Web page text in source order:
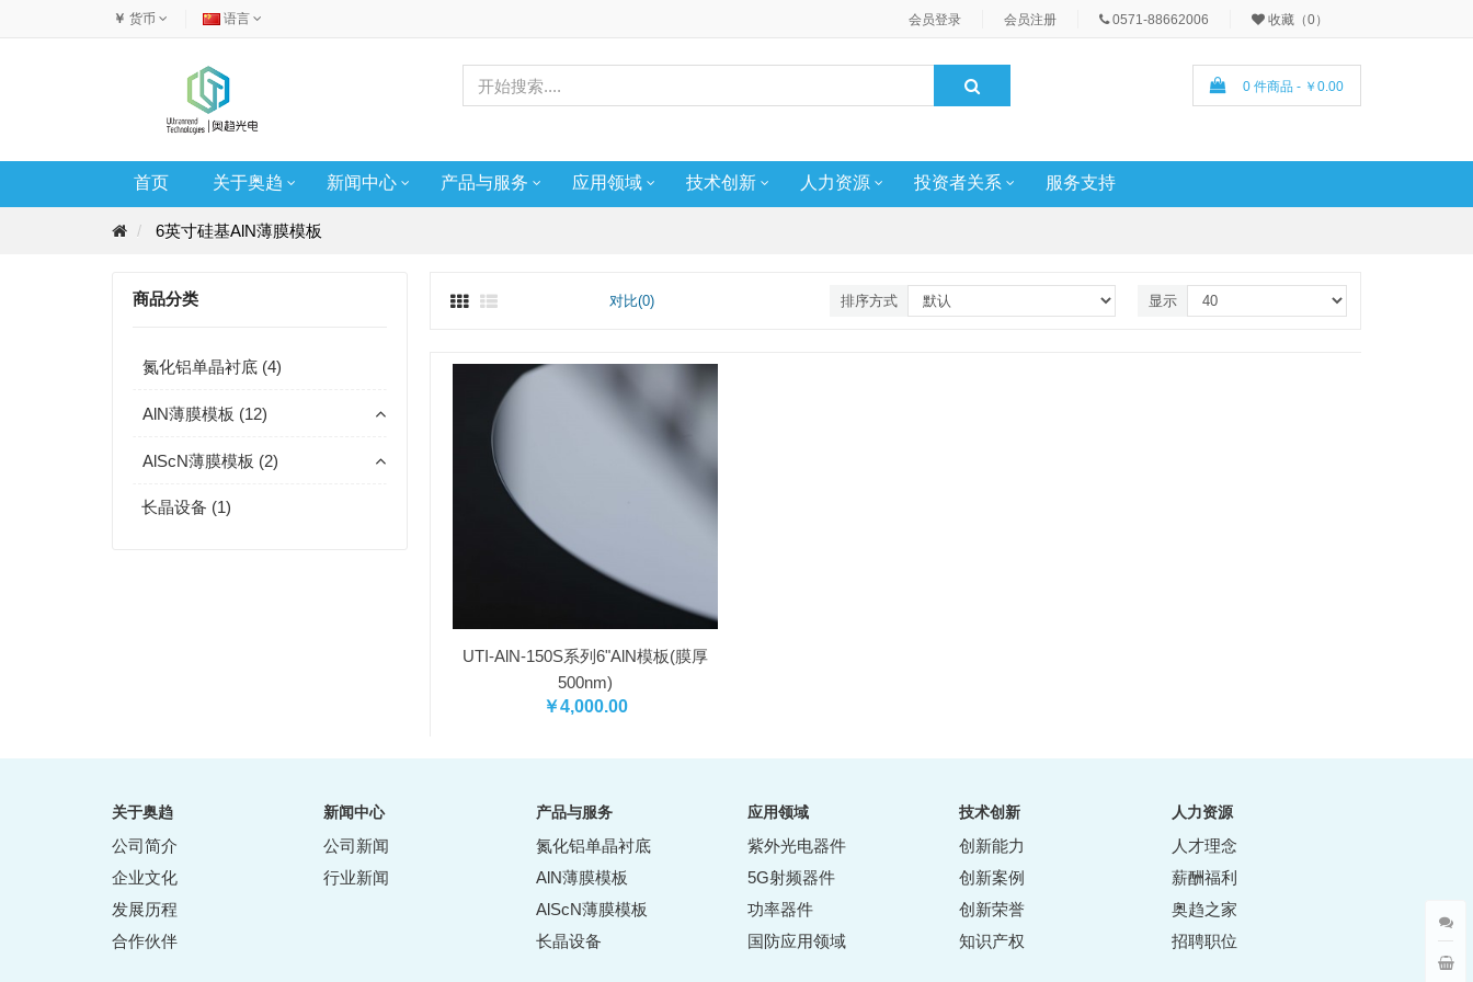
￥ 货币 语言 会员登录 会员注册 0571-88662006 收藏（0）
0 件商品 - ￥0.00
首页 关于奥趋 新闻中心 产品与服务 应用领域 技术创新 人力资源 投资者关系 服务支持
6英寸硅基AlN薄膜模板
商品分类
氮化铝单晶衬底 (4)
AlN薄膜模板 (12)
AlScN薄膜模板 (2)
长晶设备 (1)
对比(0) 排序方式 显示
UTI-AlN-150S系列6"AlN模板(膜厚
500nm)
￥4,000.00
关于奥趋
公司简介
企业文化
发展历程
合作伙伴
新闻中心
公司新闻
行业新闻
产品与服务
氮化铝单晶衬底
AlN薄膜模板
AlScN薄膜模板
长晶设备
应用领域
紫外光电器件
5G射频器件
功率器件
国防应用领域
技术创新
创新能力
创新案例
创新荣誉
知识产权
人力资源
人才理念
薪酬福利
奥趋之家
招聘职位